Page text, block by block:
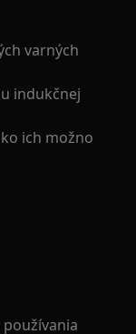
varných
indukčnej
ich možno